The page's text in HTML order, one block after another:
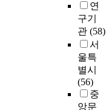
연
구기
관 (58)
서
울특
별시
(56)
중
앙문